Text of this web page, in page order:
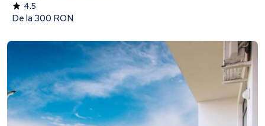
4.5
De la 300 RON